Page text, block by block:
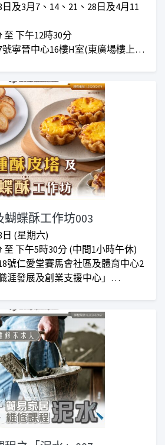
日及3月7、14、21、28日及4月11
至 下午12時30分
寧晉中心16樓H室(東廣場樓上)
蝶酥工作坊003
日 (星期六)
至 下午5時30分 (中間1小時午休)
號仁愛堂賽馬會社區及體育中心2
涯發展及創業支援中心」
外優惠***
際情況而增加或減少***